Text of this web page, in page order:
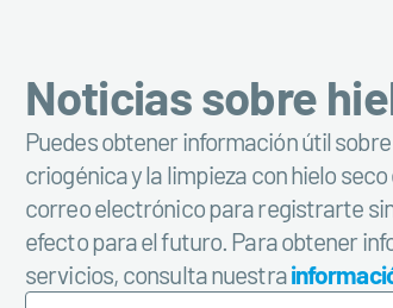
Noticias sobre
Puedes obtener información útil
criogénica y la limpieza con hielo
correo electrónico para registrarte
efecto para el futuro. Para obtener
servicios, consulta nuestra